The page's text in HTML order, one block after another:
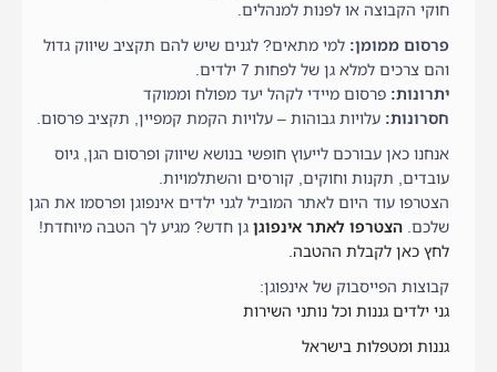
חוקי הקבוצה או לפנות למנהלים.
פרסום ממומן: למי מתאים? לגנים שיש להם תקציב שיווק גדול
והם צרכים למלא גן של לפחות 7 ילדים.
יתרונות:פרסום מיידי לקהל יעד מפולח וממוקד
חסרונות:עלויות גבוהות – עלויות הקמת קמפיין, תקציב פרסום.
אנחנו כאן עבורכם לייעוץ חופשי בנושא שיווק ופרסום הגן, גיוס
עובדים, תקנות וחוקים, קורסים והשתלמויות.
הצטרפו עוד היום לאתר המוביל לגני ילדים אינפוגן ופרסמו את הגן
שלכם. הצטרפו לאתר אינפוגןגן חדש? מגיע לך הטבה מיוחדת!
לחץ כאן לקבלת ההטבה.
קבוצות הפייסבוק של אינפוגן:
גני ילדים גננות וכל נותני השירות
גננות ומטפלות בישראל